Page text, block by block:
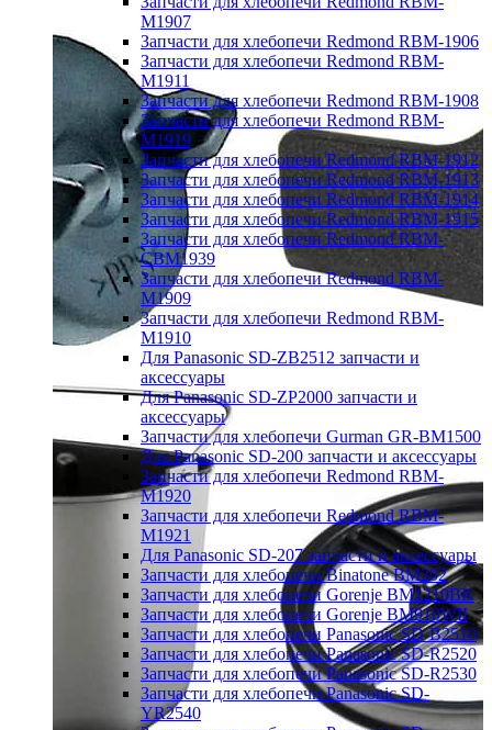
M1907
Запчасти для хлебопечи Redmond RBM-1906
Запчасти для хлебопечи Redmond RBM-
M1911
Запчасти для хлебопечи Redmond RBM-1908
Запчасти для хлебопечи Redmond RBM-
M1919
Запчасти для хлебопечи Redmond RBM-1912
Запчасти для хлебопечи Redmond RBM-1913
Запчасти для хлебопечи Redmond RBM-1914
Запчасти для хлебопечи Redmond RBM-1915
Запчасти для хлебопечи Redmond RBM-
CBM1939
Запчасти для хлебопечи Redmond RBM-
M1909
Запчасти для хлебопечи Redmond RBM-
M1910
Для Panasonic SD-ZB2512 запчасти и
аксессуары
Для Panasonic SD-ZP2000 запчасти и
аксессуары
Запчасти для хлебопечи Gurman GR-BM1500
Для Panasonic SD-200 запчасти и аксессуары
Запчасти для хлебопечи Redmond RBM-
M1920
Запчасти для хлебопечи Redmond RBM-
M1921
Для Panasonic SD-207 запчасти и аксессуары
Запчасти для хлебопечи Binatone BM202
Запчасти для хлебопечи Gorenje BM1210BK
Запчасти для хлебопечи Gorenje BM910WII
Запчасти для хлебопечи Panasonic SD-B2510
Запчасти для хлебопечи Panasonic SD-R2520
Запчасти для хлебопечи Panasonic SD-R2530
Запчасти для хлебопечи Panasonic SD-
YR2540